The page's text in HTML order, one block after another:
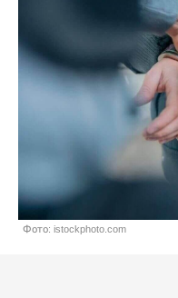
Фото: istockphoto.com